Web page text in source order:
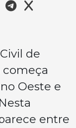
de
começa
Oeste e
entre